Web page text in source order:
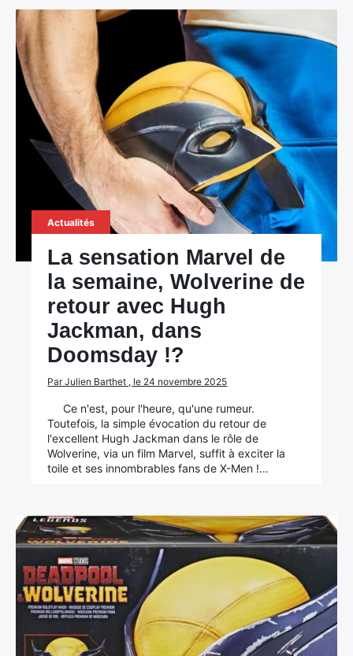
Actualités
La sensation Marvel de
la semaine, Wolverine de
retour avec Hugh
Jackman, dans
Doomsday !?
Par Julien Barthet , le 24 novembre 2025
Ce n'est, pour l'heure, qu'une rumeur.
Toutefois, la simple évocation du retour de
l'excellent Hugh Jackman dans le rôle de
Wolverine, via un film Marvel, suffit à exciter la
toile et ses innombrables fans de X-Men !…